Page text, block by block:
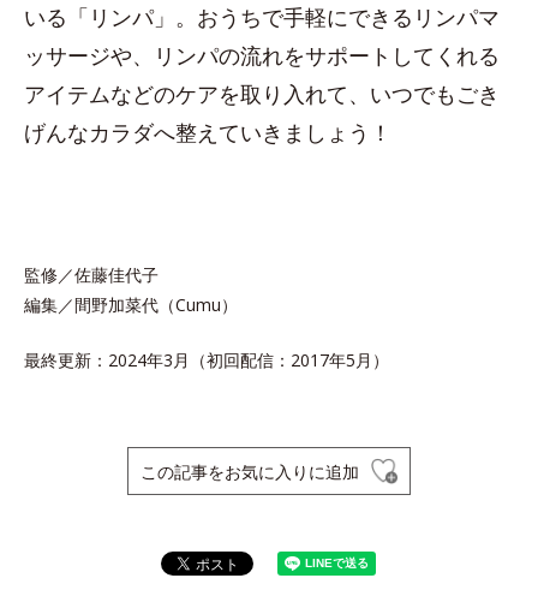
いる「リンパ」。おうちで手軽にできるリンパマ
ッサージや、リンパの流れをサポートしてくれる
アイテムなどのケアを取り入れて、いつでもごき
げんなカラダへ整えていきましょう！
監修／佐藤佳代子
編集／間野加菜代（Cumu）
最終更新：2024年3月（初回配信：2017年5月）
この記事をお気に入りに追加